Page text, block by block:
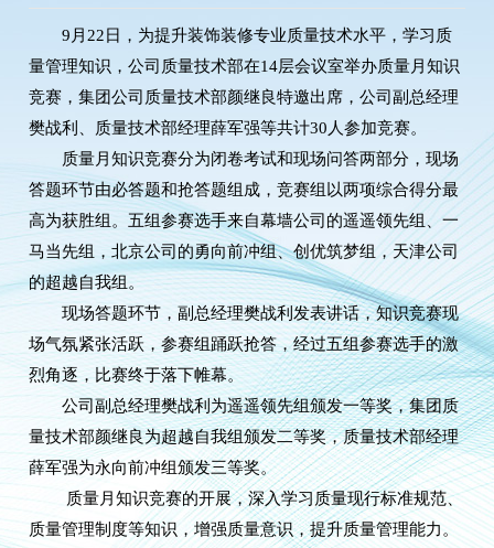
9月22日，为提升装饰装修专业质量技术水平，学习质
量管理知识，公司质量技术部在14层会议室举办质量月知识
竞赛，集团公司质量技术部颜继良特邀出席，公司副总经理
樊战利、质量技术部经理薛军强等共计30人参加竞赛。
质量月知识竞赛分为闭卷考试和现场问答两部分，现场
答题环节由必答题和抢答题组成，竞赛组以两项综合得分最
高为获胜组。五组参赛选手来自幕墙公司的遥遥领先组、一
马当先组，北京公司的勇向前冲组、创优筑梦组，天津公司
的超越自我组。
现场答题环节，副总经理樊战利发表讲话，知识竞赛现
场气氛紧张活跃，参赛组踊跃抢答，经过五组参赛选手的激
烈角逐，比赛终于落下帷幕。
公司副总经理樊战利为遥遥领先组颁发一等奖，集团质
量技术部颜继良为超越自我组颁发二等奖，质量技术部经理
薛军强为永向前冲组颁发三等奖。
质量月知识竞赛的开展，深入学习质量现行标准规范、
质量管理制度等知识，增强质量意识，提升质量管理能力。